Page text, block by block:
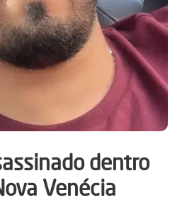
dentro
Venécia